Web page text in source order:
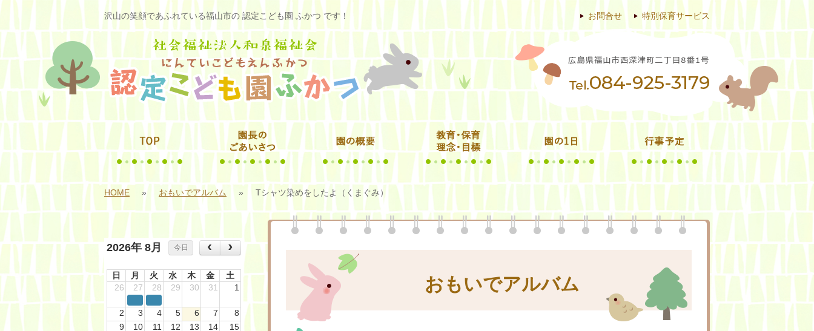
沢山の笑顔であふれている福山市の 認定こども園 ふかつ です！ 特別保育サービス
お問合せ
HOME » おもいでアルバム » Tシャツ染めをしたよ（くまぐみ）
2026年 8月 今日
日 月 火 水 木 金
土
26
27 28 29 30 31 1
2 3 4 5 6 7
8
9
10 11 12 13 14
15
おもいでアルバム